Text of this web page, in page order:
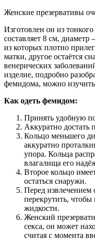
Женские презервативы
Изготовлен он из
составляет 8 см, диаметр
из которых плотно
матки, другое остаётся
венерических
изделие, подробно
фемидома, можно
Как одеть фемидом:
Принять удобную
Аккуратно достать
Кольцо меньшего
аккуратно
упора. Кольца
влагалища его
Второе кольцо
остаться снаружи.
Перед
перекрутить,
жидкости.
Женский
секса, он может
считая с момента